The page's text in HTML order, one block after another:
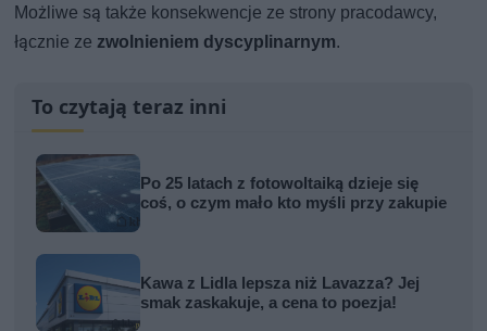
Możliwe są także konsekwencje ze strony pracodawcy,
łącznie ze zwolnieniem dyscyplinarnym.
To czytają teraz inni
Po 25 latach z fotowoltaiką dzieje się
coś, o czym mało kto myśli przy zakupie
Kawa z Lidla lepsza niż Lavazza? Jej
smak zaskakuje, a cena to poezja!